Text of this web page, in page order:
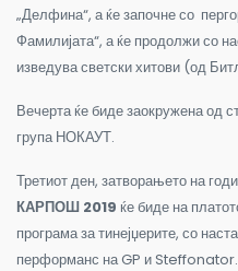
„Делфина“, а ќе започне со
Фамилијата“, а ќе продолжи со
изведува светски хитови (од
Вечерта ќе биде заокружена од
група НОКАУТ.
Третиот ден, затворањето на
КАРПОШ 2019 ќе биде на
програма за тинејџерите, со
перформанс наGP иSteffonator.